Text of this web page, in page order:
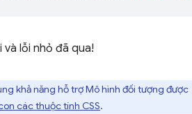
lỗi nhỏ đã qua!
khả năng hỗ trợ Mô hình đối tượng được
các thuộc tính CSS.